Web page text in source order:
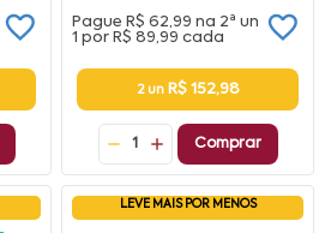
Pague R$ 62,99 na 2ª un
1 por R$ 89,99 cada
2 un R$ 152,98
1 Comprar
LEVE MAIS POR MENOS